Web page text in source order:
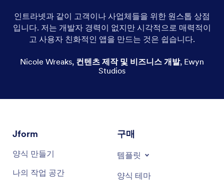
Plus size lingerie
Christmas lingerie
인트라넷과 같이 고객이나 사업체들을 위한 원스톱 상점
입니다. 저는 개발자 경력이 없지만 시각적으로 매력적이
고 사용자 친화적인 앱을 만드는 것은 쉽습니다.
Nicole Wreaks, 컨텐츠 제작 및 비즈니스 개발, Ewyn
Studios
Jform
양식 만들기
나의 작업 공간
구매
템플릿
양식 테마